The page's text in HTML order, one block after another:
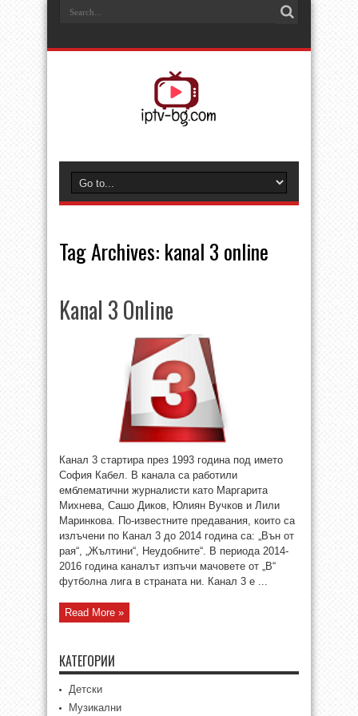
Tag Archives: kanal 3 online
Kanal 3 Online
Канал 3 стартира през 1993 година под името
София Кабел. В канала са работили
емблематични журналисти като Маргарита
Михнева, Сашо Диков, Юлиян Вучков и Лили
Маринкова. По-известните предавания, които са
излъчени по Канал 3 до 2014 година са: „Вън от
рая“, „Жълтини“, Неудобните“. В периода 2014-
2016 година каналът изпъчи мачовете от „В“
футболна лига в страната ни. Канал 3 е ...
Read More »
КАТЕГОРИИ
Детски
Музикални